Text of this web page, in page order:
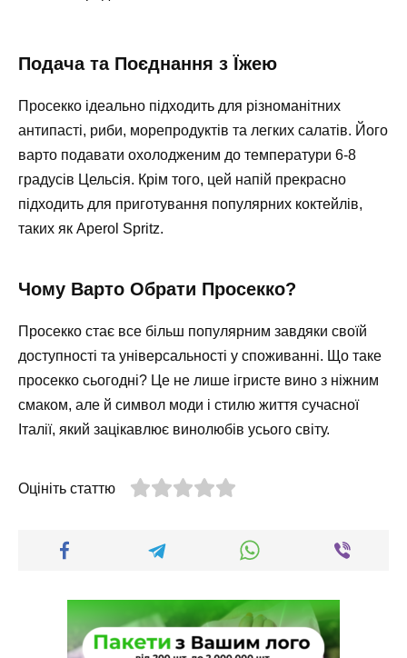
Подача та Поєднання з Їжею
Просекко ідеально підходить для різноманітних
антипасті, риби, морепродуктів та легких салатів. Його
варто подавати охолодженим до температури 6-8
градусів Цельсія. Крім того, цей напій прекрасно
підходить для приготування популярних коктейлів,
таких як Aperol Spritz.
Чому Варто Обрати Просекко?
Просекко стає все більш популярним завдяки своїй
доступності та універсальності у споживанні. Що таке
просекко сьогодні? Це не лише ігристе вино з ніжним
смаком, але й символ моди і стилю життя сучасної
Італії, який зацікавлює винолюбів усього світу.
Оцініть статтю